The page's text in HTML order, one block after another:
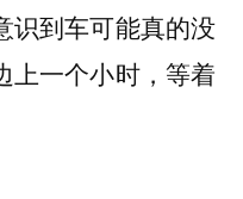
识到车可能真的没
上一个小时，等着